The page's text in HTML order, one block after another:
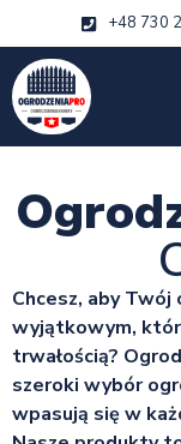
+48 730
Chcesz, aby Twój
wyjątkowym,
trwałością?
szeroki wybór
wpasują się w